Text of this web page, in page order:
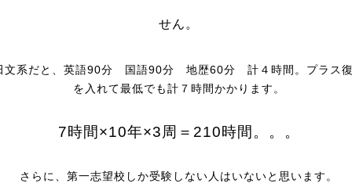
せん。
文系だと、英語90分 国語90分 地歴60分 計４時間。プラス復
を入れて最低でも計７時間かかります。
7時間×10年×3周＝210時間。。。
さらに、第一志望校しか受験しない人はいないと思います。